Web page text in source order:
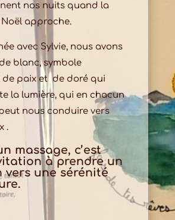
nos nuits quand la
approche.
avec Sylvie, nous avons
blanc, symbole
de paix et de doré qui
la lumière, qui en chacun
nous conduire vers
.
massage, c’est
à prendre un
vers une sérénité